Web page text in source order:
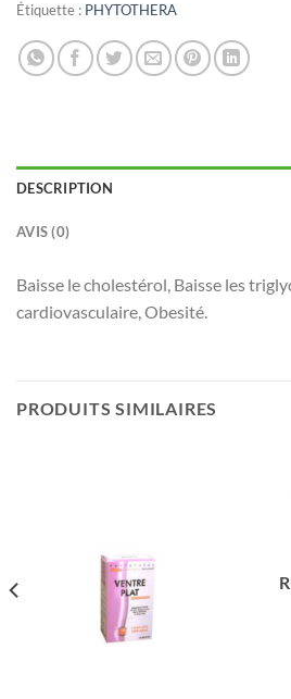
Étiquette : PHYTOTHERA
DESCRIPTION
AVIS (0)
Baisse le cholestérol, Baisse les
cardiovasculaire, Obesité.
PRODUITS SIMILAIRES